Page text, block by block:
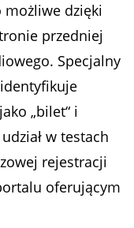
możliwe dzięki
przedniej
Specjalny
„bilet“ i
w testach
rejestracji
oferującym